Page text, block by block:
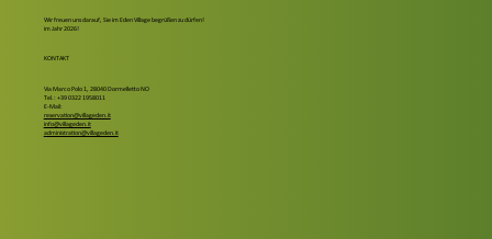
Wir freuen uns darauf, Sie im Eden Village begrüßen zu dürfen!
im Jahr 2026!
KONTAKT
Via Marco Polo 1, 28040 Dormelletto NO
Tel.: +39 0322 1958011
E-Mail:
reservation@villageden.it
info@villageden.it
administration@villageden.it